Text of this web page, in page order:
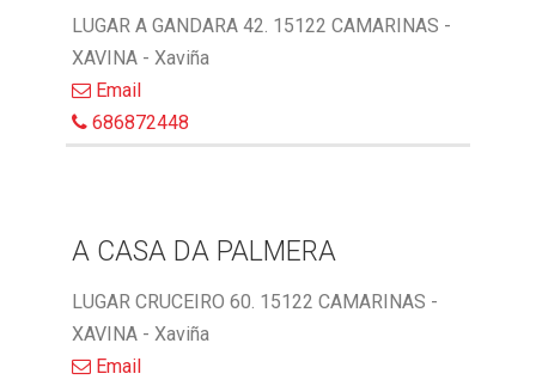
LUGAR A GANDARA 42. 15122 CAMARINAS -
XAVINA - Xaviña
Email
686872448
A CASA DA PALMERA
LUGAR CRUCEIRO 60. 15122 CAMARINAS -
XAVINA - Xaviña
Email